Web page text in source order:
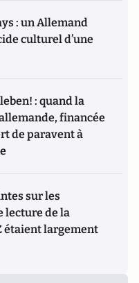
: un Allemand
culturel d’une
: quand la
financée
de paravent à
sur les
lecture de la
étaient largement